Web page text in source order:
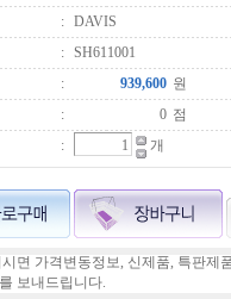
:
DAVIS
:
SH611001
:
원
:
점
: 개
면 가격변동정보, 신제품, 특판제
보내드립니다.